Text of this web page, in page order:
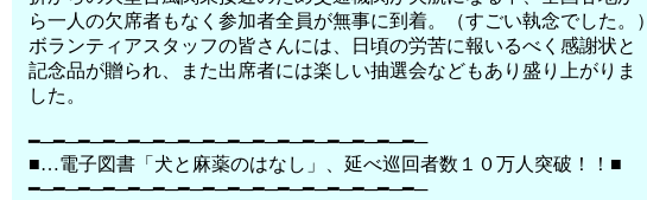
ら一人の欠席者もなく参加者全員が無事に到着。（すごい執念でした。）
ボランティアスタッフの皆さんには、日頃の労苦に報いるべく感謝状と
記念品が贈られ、また出席者には楽しい抽選会などもあり盛り上がりま
した。
━─━─━─━─━─━─━─━─━─━─━─━─━─━─━─━─
■…電子図書「犬と麻薬のはなし」、延べ巡回者数１０万人突破！！■
━─━─━─━─━─━─━─━─━─━─━─━─━─━─━─━─